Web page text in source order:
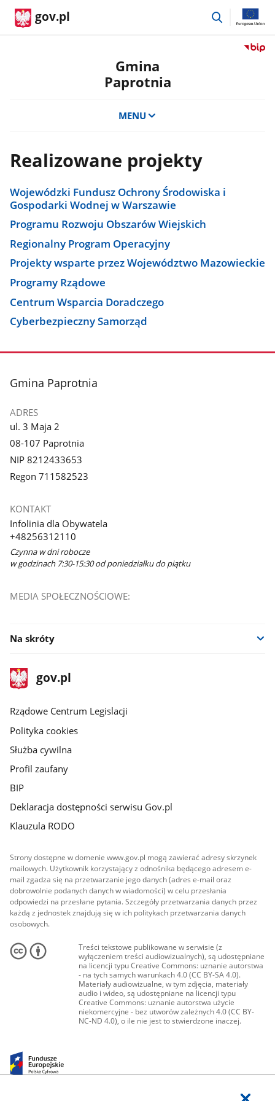
gov.pl
przejdź
Przejdź
Gmina
Paprotnia
MENU
Realizowane projekty
Wojewódzki Fundusz Ochrony Środowiska i
Gospodarki Wodnej w Warszawie
Programu Rozwoju Obszarów Wiejskich
Regionalny Program Operacyjny
Projekty wsparte przez Województwo Mazowieckie
Programy Rządowe
Centrum Wsparcia Doradczego
Cyberbezpieczny Samorząd
stopka
Gmina Paprotnia
ADRES
ul. 3 Maja 2
08-107 Paprotnia
NIP 8212433653
Regon 711582523
KONTAKT
Infolinia dla Obywatela
+48256312110
Czynna w dni robocze
w godzinach 7:30-15:30 od poniedziałku do piątku
MEDIA SPOŁECZNOŚCIOWE:
Na skróty
stopka
gov.plStrona
gov.pl
Rządowe Centrum Legislacji
Polityka cookies
Służba cywilna
Profil zaufany
BIP
Deklaracja dostępności serwisu Gov.pl
Klauzula RODO
Strony dostępne w domenie www.gov.pl mogą zawierać adresy skrzynek
mailowych. Użytkownik korzystający z odnośnika będącego adresem e-
mail zgadza się na przetwarzanie jego danych (adres e-mail oraz
dobrowolnie podanych danych w wiadomości) w celu przesłania
odpowiedzi na przesłane pytania. Szczegóły przetwarzania danych przez
każdą z jednostek znajdują się w ich politykach przetwarzania danych
osobowych.
Treści tekstowe publikowane w serwisie (z
wyłączeniem treści audiowizualnych), są udostępniane
na licencji typu Creative Commons: uznanie autorstwa
- na tych samych warunkach 4.0 (CC BY-SA 4.0).
Materiały audiowizualne, w tym zdjęcia, materiały
audio i wideo, są udostępniane na licencji typu
Creative Commons: uznanie autorstwa użycie
niekomercyjne - bez utworów zależnych 4.0 (CC BY-
NC-ND 4.0), o ile nie jest to stwierdzone inaczej.